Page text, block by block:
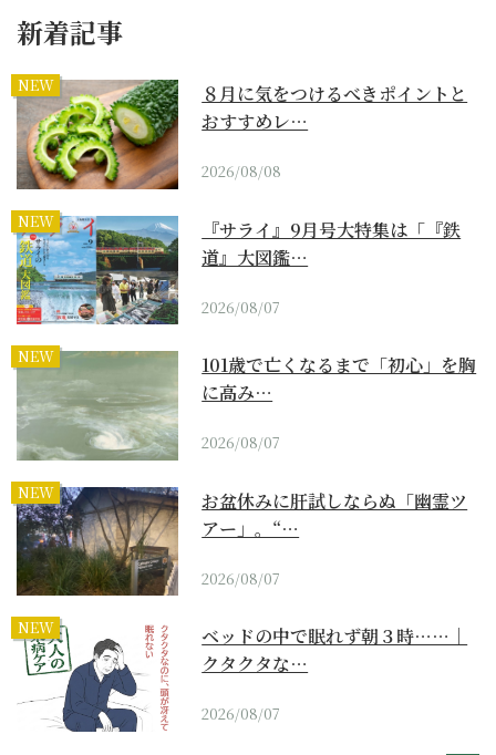
新着記事
NEW
８月に気をつけるべきポイントと
おすすめレ…
2026/08/08
NEW
『サライ』9月号大特集は「『鉄
道』大図鑑…
2026/08/07
NEW
101歳で亡くなるまで「初心」を胸
に高み…
2026/08/07
NEW
お盆休みに肝試しならぬ「幽霊ツ
アー」。“…
2026/08/07
NEW
ベッドの中で眠れず朝３時……｜
クタクタな…
2026/08/07